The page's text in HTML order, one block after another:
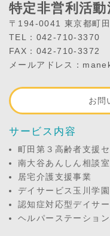
特定非営利活
〒194-0041 東京都町
TEL：042-710-3370
FAX：042-710-3372
メールアドレス：
お問
サービス内容
町田第３高齢者支援
南大谷あんしん相談室
居宅介護支援事業
デイサービス玉川学園
認知症対応型デイサ
ヘルパーステーショ